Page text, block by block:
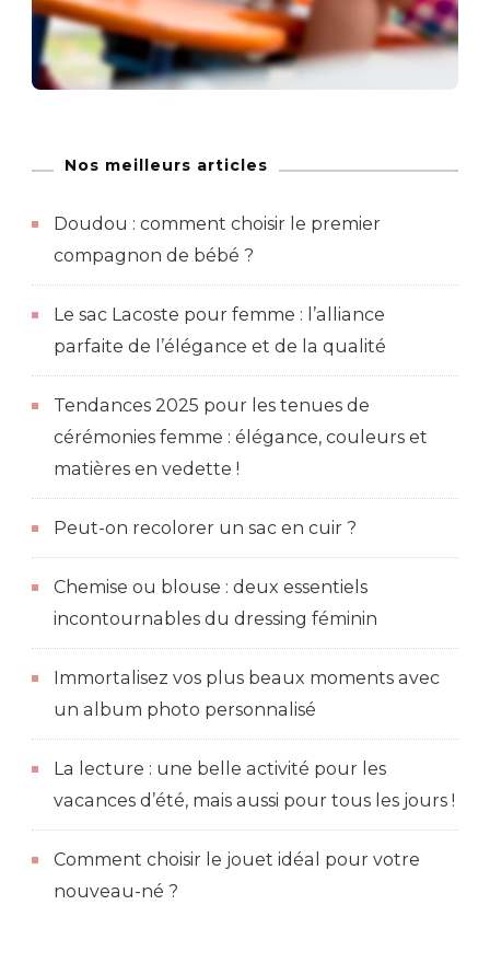
Nos meilleurs articles
Doudou : comment choisir le premier
compagnon de bébé ?
Le sac Lacoste pour femme : l’alliance
parfaite de l’élégance et de la qualité
Tendances 2025 pour les tenues de
cérémonies femme : élégance, couleurs et
matières en vedette !
Peut-on recolorer un sac en cuir ?
Chemise ou blouse : deux essentiels
incontournables du dressing féminin
Immortalisez vos plus beaux moments avec
un album photo personnalisé
La lecture : une belle activité pour les
vacances d’été, mais aussi pour tous les jours !
Comment choisir le jouet idéal pour votre
nouveau-né ?